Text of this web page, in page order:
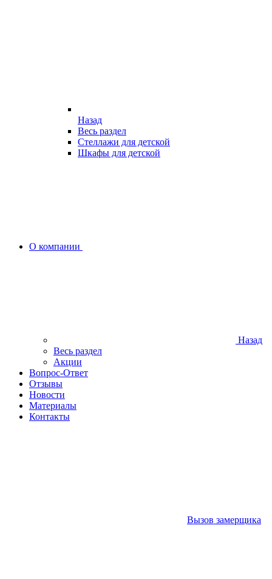
Назад
Весь раздел
Стеллажи для детской
Шкафы для детской
О компании
Назад
Весь раздел
Акции
Вопрос-Ответ
Отзывы
Новости
Материалы
Контакты
Вызов замерщика